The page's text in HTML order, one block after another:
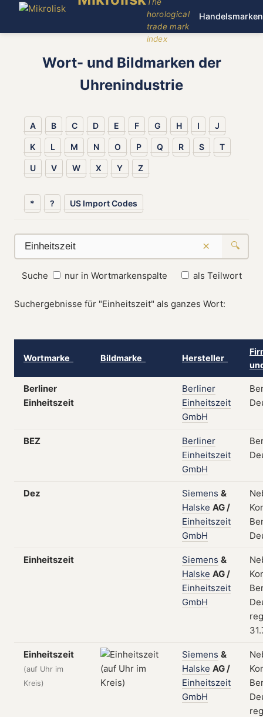
horological
trade mark
index
Handelsmarken
Wort- und Bildmarken der
Uhrenindustrie
A B C D E F G H I J
K L M N O P Q R S T
U V W X Y Z
* ? US Import Codes
× 🔍
Suche nur in Wortmarkenspalte als Teilwort
Suchergebnisse für "Einheitszeit" als ganzes Wort:
Wortmarke Bildmarke Hersteller
Berliner
Einheitszeit
Berliner
Einheitszeit
GmbH
BEZ
Berliner
Einheitszeit
GmbH
Dez Siemens &
Halske AG/
Einheitszeit
GmbH
Einheitszeit Siemens &
Halske AG/
Einheitszeit
GmbH
Einheitszeit
(auf Uhr im
Kreis)
Siemens &
Halske AG/
Einheitszeit
GmbH